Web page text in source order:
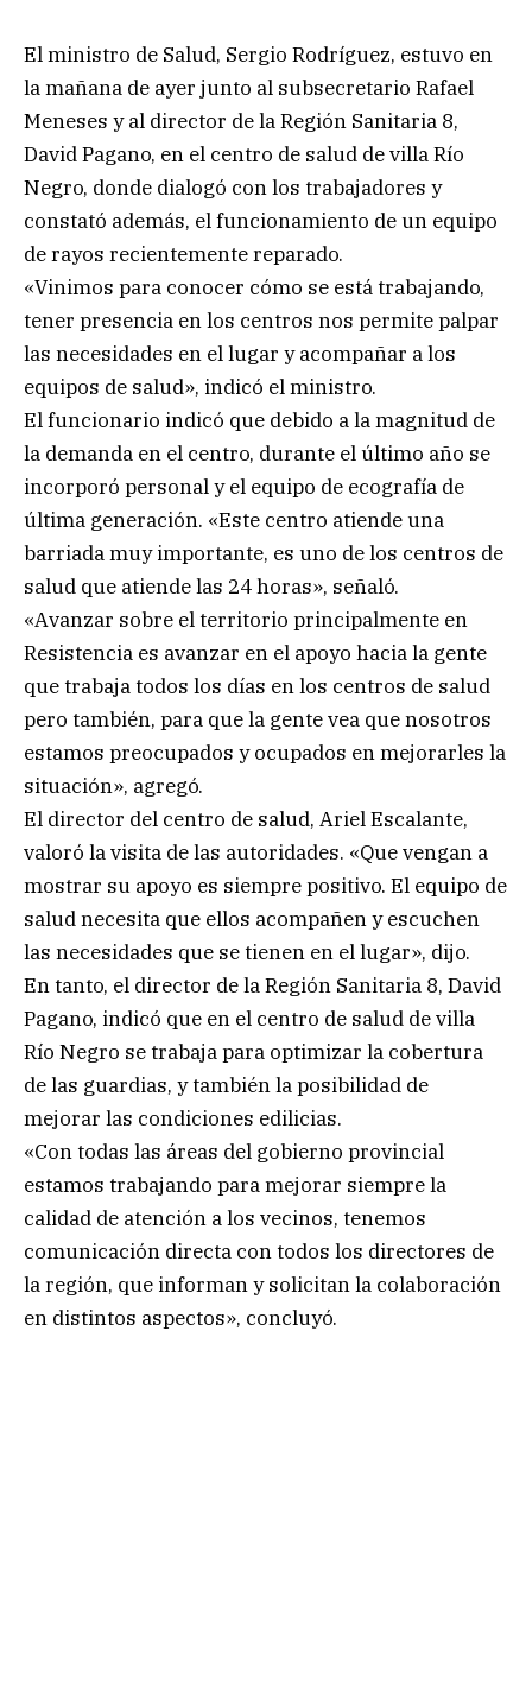
El ministro de Salud, Sergio Rodríguez, estuvo en
la mañana de ayer junto al subsecretario Rafael
Meneses y al director de la Región Sanitaria 8,
David Pagano, en el centro de salud de villa Río
Negro, donde dialogó con los trabajadores y
constató además, el funcionamiento de un equipo
de rayos recientemente reparado.
«Vinimos para conocer cómo se está trabajando,
tener presencia en los centros nos permite palpar
las necesidades en el lugar y acompañar a los
equipos de salud», indicó el ministro.
El funcionario indicó que debido a la magnitud de
la demanda en el centro, durante el último año se
incorporó personal y el equipo de ecografía de
última generación. «Este centro atiende una
barriada muy importante, es uno de los centros de
salud que atiende las 24 horas», señaló.
«Avanzar sobre el territorio principalmente en
Resistencia es avanzar en el apoyo hacia la gente
que trabaja todos los días en los centros de salud
pero también, para que la gente vea que nosotros
estamos preocupados y ocupados en mejorarles la
situación», agregó.
El director del centro de salud, Ariel Escalante,
valoró la visita de las autoridades. «Que vengan a
mostrar su apoyo es siempre positivo. El equipo de
salud necesita que ellos acompañen y escuchen
las necesidades que se tienen en el lugar», dijo.
En tanto, el director de la Región Sanitaria 8, David
Pagano, indicó que en el centro de salud de villa
Río Negro se trabaja para optimizar la cobertura
de las guardias, y también la posibilidad de
mejorar las condiciones edilicias.
«Con todas las áreas del gobierno provincial
estamos trabajando para mejorar siempre la
calidad de atención a los vecinos, tenemos
comunicación directa con todos los directores de
la región, que informan y solicitan la colaboración
en distintos aspectos», concluyó.